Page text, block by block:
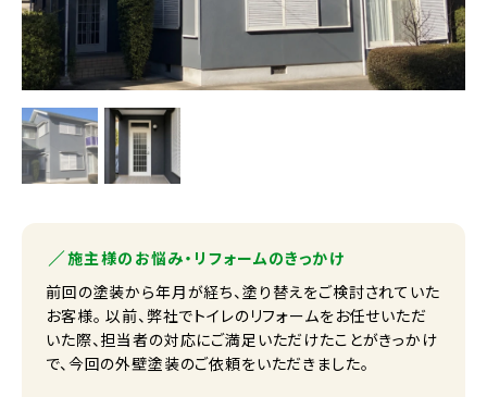
施主様のお悩み・リフォームのきっかけ
前回の塗装から年月が経ち、塗り替えをご検討されていた
お客様。 以前、弊社でトイレのリフォームをお任せいただ
いた際、担当者の対応にご満足いただけたことがきっかけ
で、今回の外壁塗装のご依頼をいただきました。